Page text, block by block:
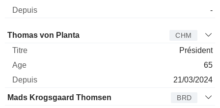
-
Administrateur Titre
Thomas von Planta CHM
Président
65
21/03/2024
Mads Krogsgaard Thomsen BRD